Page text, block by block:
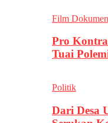
Film
Pro
Tuai
Politik
Dari Desa